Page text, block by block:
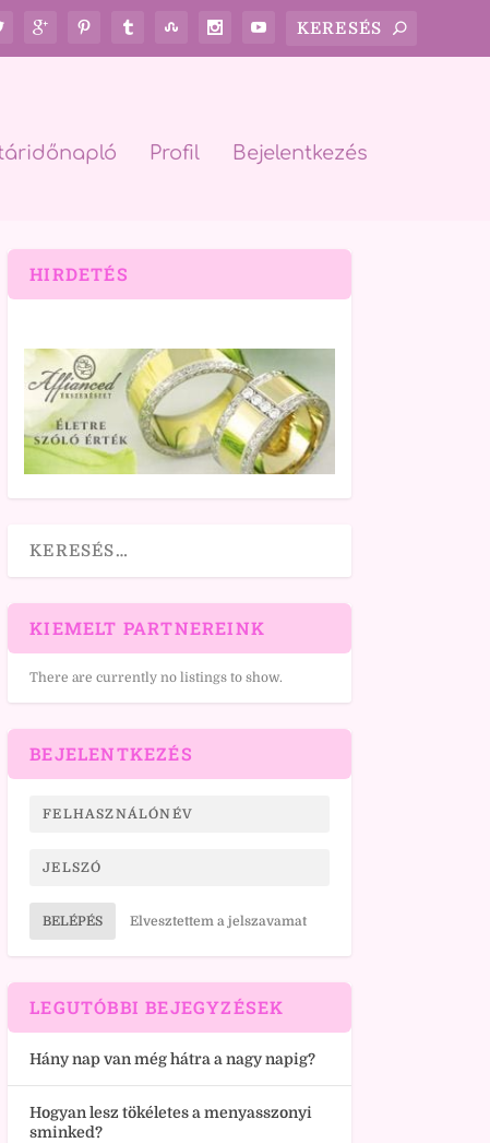
Profil Bejelentkezés
HIRDETÉS
KIEMELT PARTNEREINK
There are currently no listings to show.
BEJELENTKEZÉS
BELÉPÉS Elvesztettem a jelszavamat
LEGUTÓBBI BEJEGYZÉSEK
Hány nap van még hátra a nagy napig?
Hogyan lesz tökéletes a menyasszonyi
sminked?